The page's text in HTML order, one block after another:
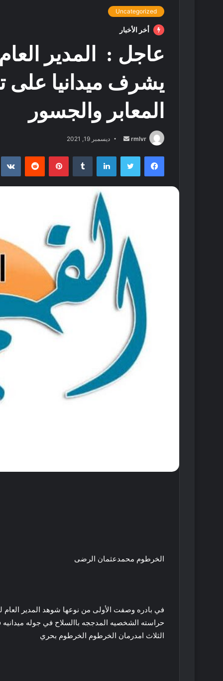
Uncategorized
أخر الأخبار
عاجل : المدير
يشرف ميدانيا على
المعابر والجسور
rmlvr
أرسل
إلكترونيا
ديسمبر 19, 2021
فيسبوك تويتر لينكدإن بينتيريست
الخرطوم محمدعثمان الرضى
في بادره وصفت الأولى من نوعها شوهد المدير
حراسته الشخصيه المدججه باالسلاح في جوله
الثلاث امدرمان الخرطوم الخرطوم بحري